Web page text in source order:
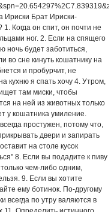
Ириски Брат Ириски-
48. Истинный Кошатник, рассказывая, как он лечил своего питомца, говорит: "Одной лапой я прижал кота к дивану, а другой залил ему в рот лекарство". (Недавний случай в моей квартире). 49. Истинный Кошатник, прочитав вышеприведённое высказывание, будет долго недоумевать, в чём здесь юмор, так как по его мнению, тут всё правильно написано... (Именно так случилось с одним моим другом...) 50. Истинный кошатник всегда ходит с расцарапанными руками 51. Истинный кошатник на улице видит сначала идущую вдалеке кошку, а потом человека в двух шагах от себя 52. Истинный кошатник заметив кошку на улице, в окне, на балконе и т.п. реагирует так бурно, как будто видит такое животне в первый раз. 53. С истинным кошатником никогда нельзя заговаривать о кошках, иначе вы рискуете слушать его монолог несколько суток. (совет для тех кто не является истинным кошатником) 54. Истинный кошатник всегда готов залезть на дерево за котенком 55. Истинный кошатник никогда не выкинет залетевшего в комноту майского жука &mdash; ведь за ним охотится любимый кот! 56. Когда истинный кошатник слышит новость, что обесточена половина Москвы, первая мысль: хорошо, что у зверья сухой корм 57. Если истинный кошатник, идя в туалет, увидит, что там кошка сосредоточенно занимается своим маленьким или большим делом, то он будет стоять у двери и терпеливо ждать окончания процесса, чтоб не спугнуть... 58. В обчной семье мать говорит сыну: После того как погладил кошку, вымой руки! В семье кошатников: Вымой руки, прежде чам кошку гладить! 59. Истинный кошатник овладевает техникой использования клавиатуры и мыши одной рукой, т.к. другой рукой приходиться придерживать и гладить Её Величество КОШКУ (что сейчас и происходит) 60. И вообще, цветы в доме Истинного Кошатника заводят исключительно для любимца, который будет ежедневно их обгрызать. 61. В доме у Истинного Кошатника не бывает расчески. Роль расчески выполняют кошки, причесывая коготками волосы сладко спящего любимого хозяина. 62. В семье, где кот ходит в унитаз, Истинный Кошатник сливает воду не только после, но и до. И вообще, проходя мимо туалета, заглядывает туда и на всякий случай просто сливает воду. 63. Истинный Кошатник стеклит балкон не для себя, а чтобы кошка не свалилась. 64. И вообще, особо продвинутые Истинные Кошатники сооружают отдельный кошачий балкон. 65. Истинный Кошатник никогда не уснет без колыбельной, спетой его любимым котом. 66. Истинный Кошатник никогда не пользуется грелкой, ведь у него есть кот. 67. ИК меняет подоконники на широкие исключительно для кошки 68. Истинный кошатник (собачник) покупает фотоаппарат и видеокамеру в основном для того, что бы снимать своих питомцев и их детей. 69. В доме ИК на 1 альбом человеческих фото приходится 2 кошачих. 70. А компьютер ИК покупает для того, что бы вешать в интернете эти фото, а так же, что бы общаться с другими кошатниками. 71. Настоящий кошатник идя в магазин тратит 600 р на кошку и 100 р на себя . 72. Настоящий кошатник задохнется ночью, но побоиться скинуть с лица спящую кошку, дабы не разбудить. 73. Настоящий кошкатник всегда покупает кискам хорошую воду, а сам довольствуется прокипяченой водой из под крана. 74. Настоящий кошатник не сможет позволить себе большой диван в малогабаритной квартире, но всегда найдет место для очередного домика для кошки. 75. Истинный кошатник, сидя на унитазе, всегда откроет дверь туалета, если в нее кто-то скребется. 76. Истинный кошатник всегда пожелает доброго дня каждой проходящей по улице кошке и расспросит ее о здоровье. 77. А также: уступит дорогу; предупредит ее о гуляющей за углом собаке; попросит, чтобы она не переходила дорогу в неположенном месте. И зачем ему замечать ошарашенные глаза прохожих? 78. Истинный кошатник понимает, что название коврик для мышки весьма условно. На самом деле это коврик для кошки. 79. Истинный кошатник не обижается на кошку дольше одного часа. Или секунд десяти. 80. А если наступит на что-то мягкое (даже днем) нервно одергивает ногу и смотрит &mdash; не повредил ли кого-то (даже в гостях у людей, у которых кошек никогда и не было) 81. Настоящий кошатник спокойно спит в 5 утра, когда стадо котеек пробегает по нему, лезет на шторы и сбрасывает со стола всевозможные предметы, но мгновенно просыпается от оглушаюшей тишины и бежит смотреть , почему ни кто не бегает и не шумит? Не случилось ли чего... 82. ИК очень расстраивается, если